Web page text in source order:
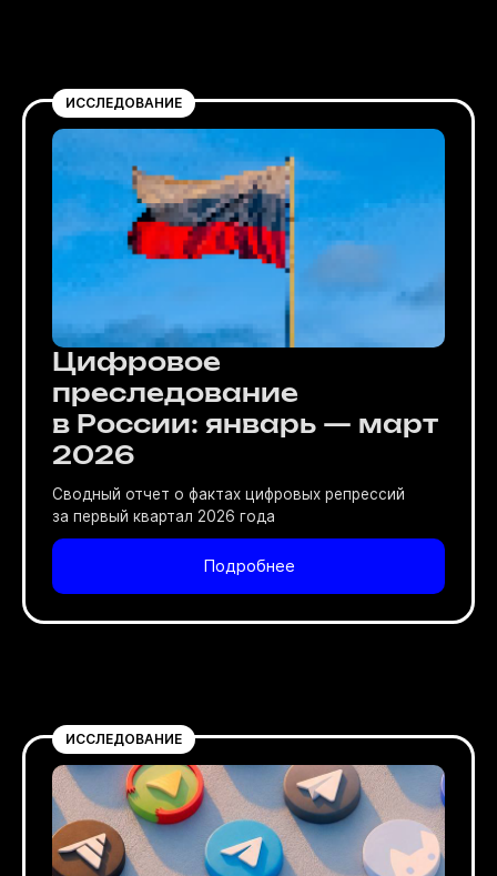
ИССЛЕДОВАНИЕ
Цифровое
преследование
в России: январь — март
2026
Сводный отчет о фактах цифровых репрессий
за первый квартал 2026 года
Подробнее
ИССЛЕДОВАНИЕ